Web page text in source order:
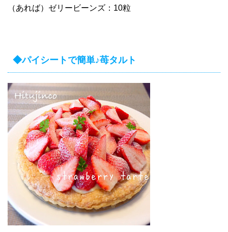
（あれば）ゼリービーンズ：10粒
◆パイシートで簡単♪苺タルト